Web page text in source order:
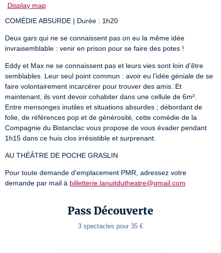
Display map
COMÉDIE ABSURDE | Durée : 1h20
Deux gars qui ne se connaissent pas on eu la même idée
invraisemblable : venir en prison pour se faire des potes !
Eddy et Max ne se connaissent pas et leurs vies sont loin d'être
semblables. Leur seul point commun : avoir eu l’idée géniale de se
faire volontairement incarcérer pour trouver des amis. Et
maintenant, ils vont devoir cohabiter dans une cellule de 6m².
Entre mensonges inutiles et situations absurdes ; débordant de
folie, de références pop et de générosité, cette comédie de la
Compagnie du Bistanclac vous propose de vous évader pendant
1h15 dans ce huis clos irrésistible et surprenant.
AU THÉÂTRE DE POCHE GRASLIN
Pour toute demande d'emplacement PMR, adressez votre
demande par mail à billetterie.lanuitdutheatre@gmail.com
Pass Découverte
3 spectacles pour 35 €